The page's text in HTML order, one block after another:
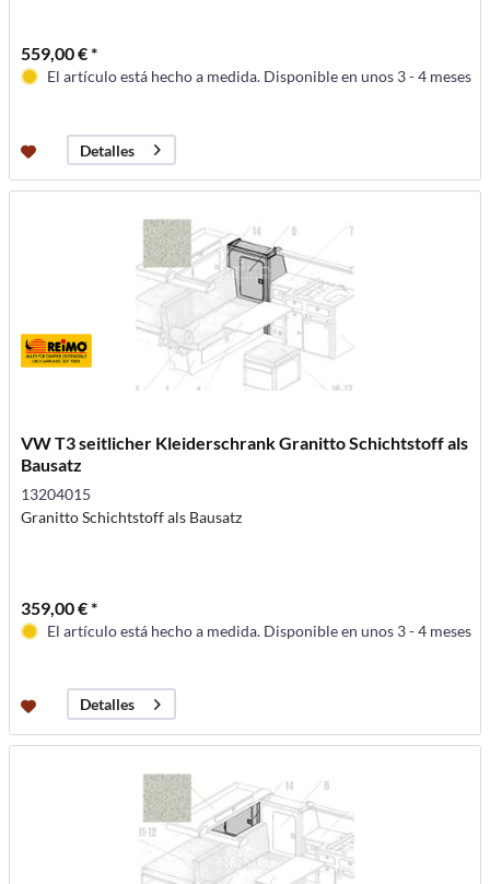
559,00 € *
El artículo está hecho a medida. Disponible en unos 3 - 4 meses
Detalles
VW T3 seitlicher Kleiderschrank Granitto Schichtstoff als
Bausatz
13204015
Granitto Schichtstoff als Bausatz
359,00 € *
El artículo está hecho a medida. Disponible en unos 3 - 4 meses
Detalles